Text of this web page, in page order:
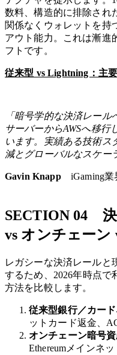
数料、構造的に排除され
関係なくウォレットを持
アウト能力。これは漸進
フトです。
従来型 vs Lightning：主
「暗号学的な決済レー
サーバーからAWSへ移
います。実績ある技術ス
減とグローバルなスケー
Gavin KnappiGaming業
SECTION 04
vs オンチェーン
レガシーな決済レールと
するため、2026年時点で
方法を比較します。
従来型銀行／カー
ットカード返金、
オンチェーン暗号資
Ethereumメインネ